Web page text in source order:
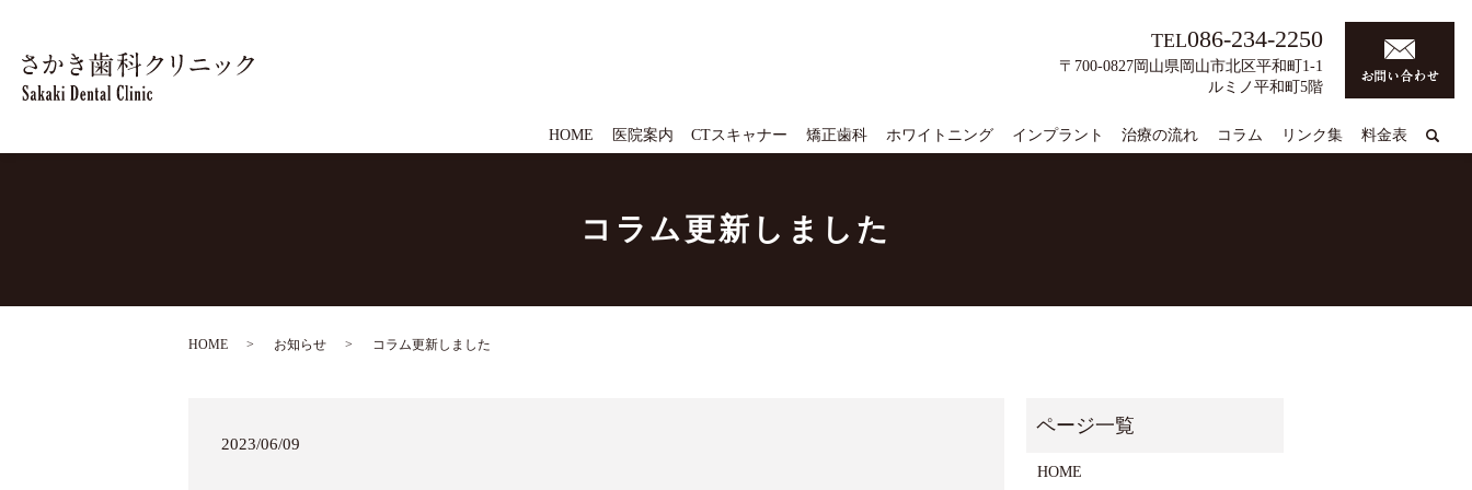
HOME 医院案内 CTスキャナー 矯正歯科 ホワイトニング インプラント 治療の流れ コラム リンク集 料金表
TEL086-234-2250
〒700-0827岡山県岡山市北区平和町1-1
ルミノ平和町5階
コラム更新しました
HOME お知らせ コラム更新しました
2023/06/09
HOME